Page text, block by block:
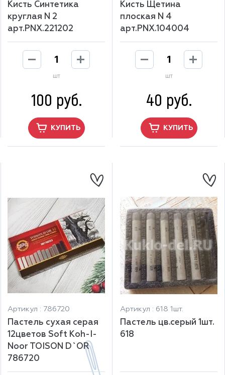
Кисть Синтетика
круглая N 2
арт.PNX.221202
шт
100 руб.
КУПИТЬ
Кисть Щетина
плоская N 4
арт.PNX.104004
шт
40 руб.
КУПИТЬ
Артикул : 786720
Пастель сухая серая
12цветов Soft Koh-I-
Noor TOISON D`OR
786720
Артикул : 618 1шт.
Пастель цв.серый 1шт.
618